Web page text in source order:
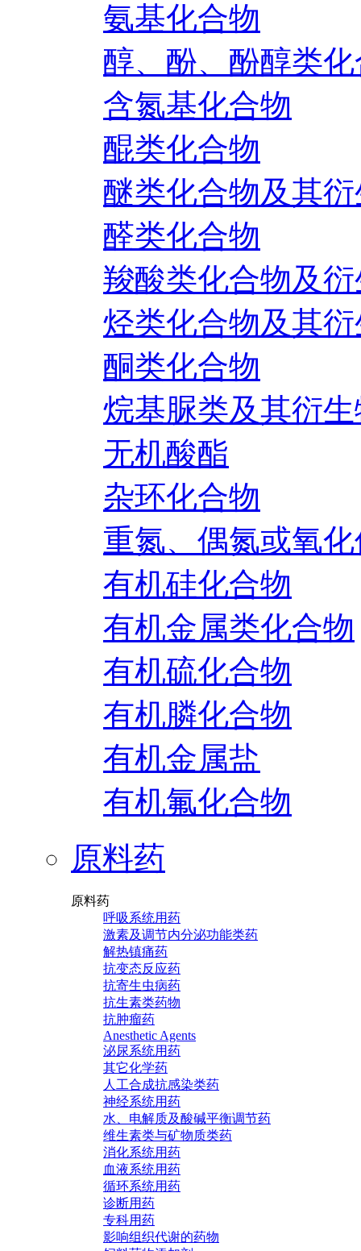
氨基化合物
醇、酚、酚醇类
含氮基化合物
醌类化合物
醚类化合物及其
醛类化合物
羧酸类化合物及
烃类化合物及其
酮类化合物
烷基脲类及其衍
无机酸酯
杂环化合物
重氮、偶氮或氧
有机硅化合物
有机金属类化合物
有机硫化合物
有机膦化合物
有机金属盐
有机氟化合物
原料药
原料药
呼吸系统用药
激素及调节内分泌功能类药
解热镇痛药
抗变态反应药
抗寄生虫病药
抗生素类药物
抗肿瘤药
Anesthetic Agents
泌尿系统用药
其它化学药
人工合成抗感染类药
神经系统用药
水、电解质及酸碱平衡调节药
维生素类与矿物质类药
消化系统用药
血液系统用药
循环系统用药
诊断用药
专科用药
影响组织代谢的药物